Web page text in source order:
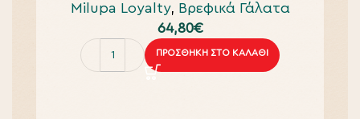
Milupa Loyalty, Βρεφικά Γάλατα
64,80€
ΠΡΟΣΘΉΚΗ ΣΤΟ ΚΑΛΆΘΙ